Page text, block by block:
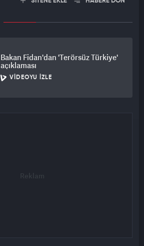
Bakan Fidan'dan 'Terörsüz Türkiye'
açıklaması
VIDEOYU İZLE